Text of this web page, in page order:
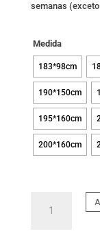
semanas
Medida
183*98cm
190*150cm
195*160cm
200*160cm